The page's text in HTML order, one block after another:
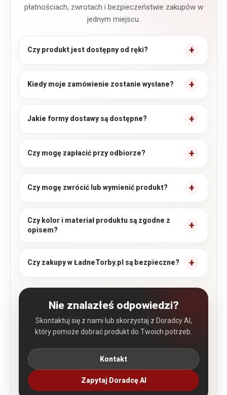
płatnościach, zwrotach i bezpieczeństwie zakupów w
jednym miejscu.
Czy produkt jest dostępny od ręki?
Kiedy moje zamówienie zostanie wysłane?
Jakie formy dostawy są dostępne?
Czy mogę zapłacić przy odbiorze?
Czy mogę zwrócić lub wymienić produkt?
Czy kolor i materiał produktu są zgodne z
opisem?
Czy zakupy w ŁadneTorby.pl są bezpieczne?
Nie znalazłeś odpowiedzi?
Skontaktuj się z nami lub skorzystaj z Doradcy AI,
który pomoże dobrać produkt do Twoich potrzeb.
Kontakt
Zapytaj Doradcę AI